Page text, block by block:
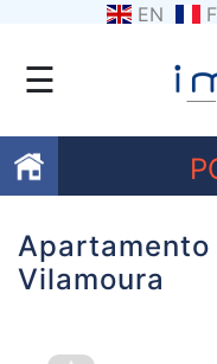
EN
☰
Favoritos
Apartamento
Vilamoura